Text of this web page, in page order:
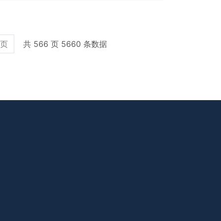
共 566 页 5660 条数据